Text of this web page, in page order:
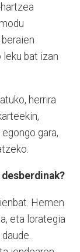
bat izan
herrira
gara,
Hemen
eta lorategia